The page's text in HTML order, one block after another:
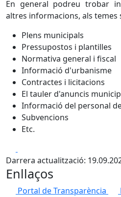
En general podreu trobar
altres informacions, als temes
Plens municipals
Pressupostos i plantilles
Normativa general i fiscal
Informació d'urbanisme
Contractes i licitacions
El tauler d'anuncis
Informació del personal
Subvencions
Etc.
Darrera actualització:
Enllaços
Portal de Transparència